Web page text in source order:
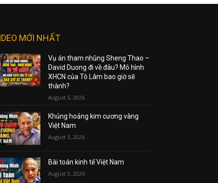
MỚI NHẤT
Vụ án tham nhũng Sheng Thao –
David Duong đi về đâu? Mô hình
XHCN của Tô Lâm bao giờ sẽ
thành?
August 5, 2026
Khủng hoảng kim cương vàng
Việt Nam
August 5, 2026
Bài toán kinh tế Việt Nam
August 3, 2026